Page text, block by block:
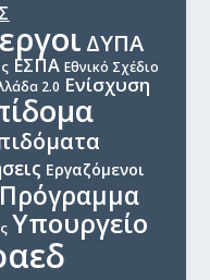
ΔΥΠΑ
ΕΣΠΑ Εθνικό Σχέδιο
2.0 Ενίσχυση
Εργαζόμενοι
Υπουργείο